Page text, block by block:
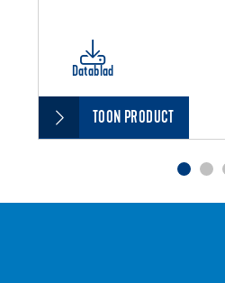
Datablad
TOON PRODUCT